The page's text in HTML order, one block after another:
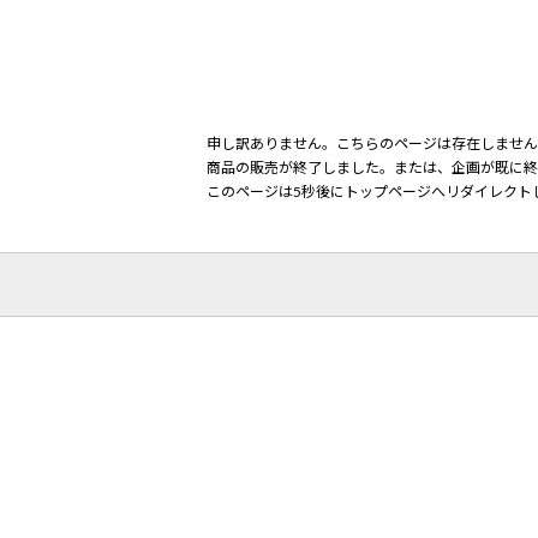
申し訳ありません。こちらのページは存在しませ
商品の販売が終了しました。または、企画が既に
このページは5秒後にトップページへリダイレクト